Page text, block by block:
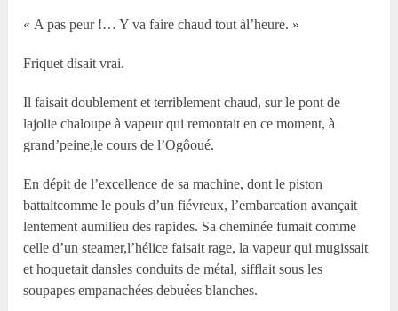
« A pas peur !… Y va faire chaud tout àl’heure. »
Friquet disait vrai.
Il faisait doublement et terriblement chaud, sur le pont de
lajolie chaloupe à vapeur qui remontait en ce moment, à
grand’peine,le cours de l’Ogôoué.
En dépit de l’excellence de sa machine, dont le piston
battaitcomme le pouls d’un fiévreux, l’embarcation avançait
lentement aumilieu des rapides. Sa cheminée fumait comme
celle d’un steamer,l’hélice faisait rage, la vapeur qui mugissait
et hoquetait dansles conduits de métal, sifflait sous les
soupapes empanachées debuées blanches.